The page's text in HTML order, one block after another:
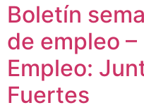
Boletín
de empleo
Empleo:
Fuertes